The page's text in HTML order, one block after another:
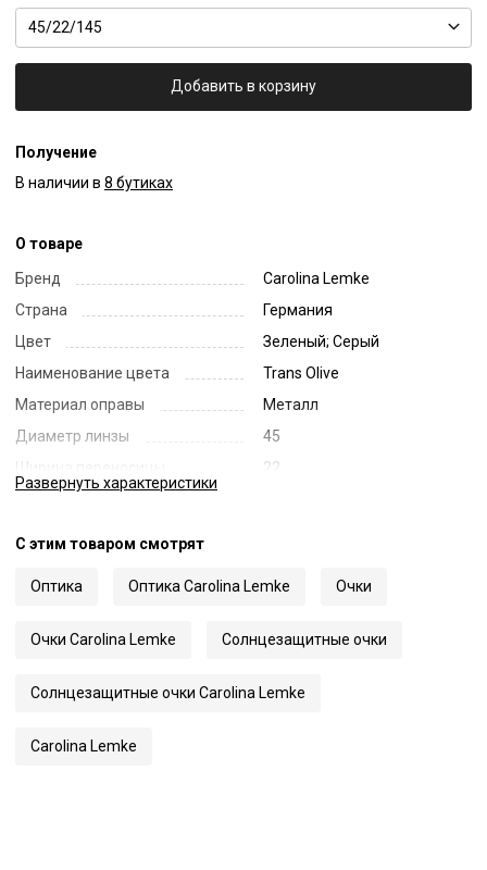
45/22/145
Добавить в корзину
Получение
В наличии в 8 бутиках
О товаре
Бренд
Carolina Lemke
Страна
Германия
Цвет
Зеленый; Серый
Наименование цвета
Trans Olive
Материал оправы
Металл
Диаметр линзы
45
22
Развернуть характеристики
С этим товаром смотрят
Оптика Оптика Carolina Lemke Очки
Очки Carolina Lemke Солнцезащитные очки
Солнцезащитные очки Carolina Lemke
Carolina Lemke